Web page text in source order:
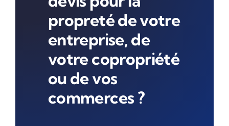
propreté de votre
entreprise, de
votre copropriété
ou de vos
commerces ?